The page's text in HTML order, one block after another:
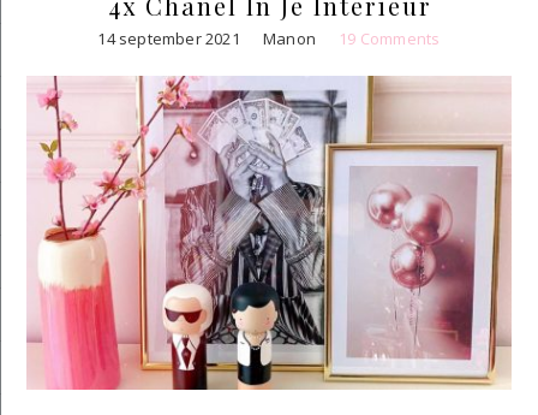
14 september 2021 Manon 19 Comments